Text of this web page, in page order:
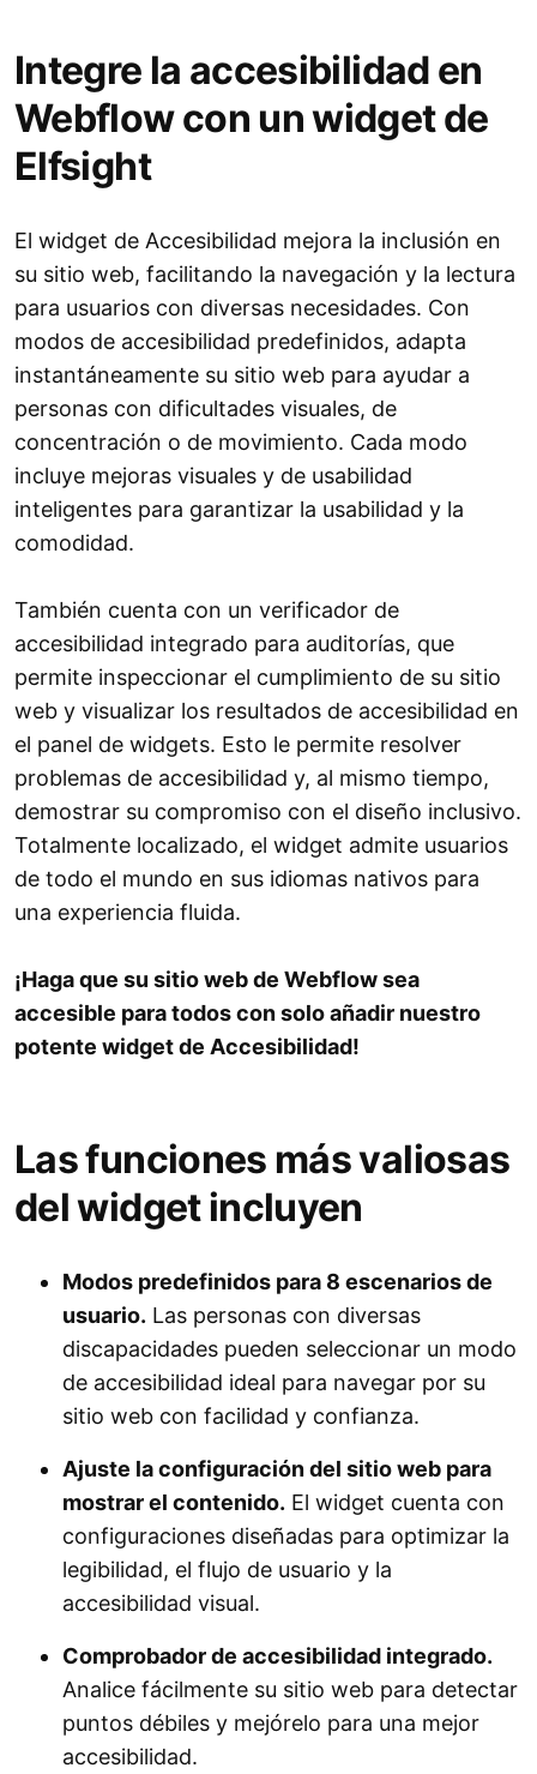
Integre la accesibilidad en
Webflow con un widget de
Elfsight
El widget de Accesibilidad mejora la inclusión en
su sitio web, facilitando la navegación y la lectura
para usuarios con diversas necesidades. Con
modos de accesibilidad predefinidos, adapta
instantáneamente su sitio web para ayudar a
personas con dificultades visuales, de
concentración o de movimiento. Cada modo
incluye mejoras visuales y de usabilidad
inteligentes para garantizar la usabilidad y la
comodidad.
También cuenta con un verificador de
accesibilidad integrado para auditorías, que
permite inspeccionar el cumplimiento de su sitio
web y visualizar los resultados de accesibilidad en
el panel de widgets. Esto le permite resolver
problemas de accesibilidad y, al mismo tiempo,
demostrar su compromiso con el diseño inclusivo.
Totalmente localizado, el widget admite usuarios
de todo el mundo en sus idiomas nativos para
una experiencia fluida.
¡Haga que su sitio web de Webflow sea
accesible para todos con solo añadir nuestro
potente widget de Accesibilidad!
Las funciones más valiosas
del widget incluyen
Modos predefinidos para 8 escenarios de
usuario. Las personas con diversas
discapacidades pueden seleccionar un modo
de accesibilidad ideal para navegar por su
sitio web con facilidad y confianza.
Ajuste la configuración del sitio web para
mostrar el contenido. El widget cuenta con
configuraciones diseñadas para optimizar la
legibilidad, el flujo de usuario y la
accesibilidad visual.
Comprobador de accesibilidad integrado.
Analice fácilmente su sitio web para detectar
puntos débiles y mejórelo para una mejor
accesibilidad.